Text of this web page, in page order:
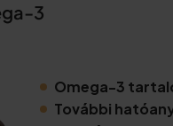
3
Omega-3
További